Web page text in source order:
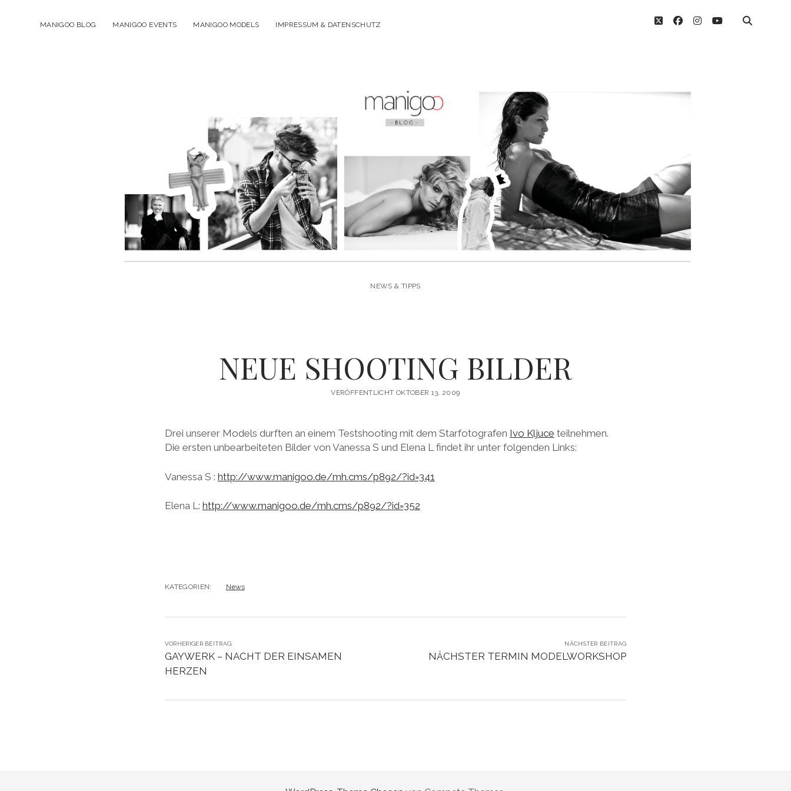
MANIGOO BLOG MANIGOO EVENTS MANIGOO MODELS IMPRESSUM & DATENSCHUTZ twitterfacebook
instagram
youtube
NEWS & TIPPS
NEUE SHOOTING BILDER
VERÖFFENTLICHT OKTOBER 13, 2009
Drei unserer Models durften an einem Testshooting mit dem Starfotografen Ivo Kljuce teilnehmen.
Die ersten unbearbeiteten Bilder von Vanessa S und Elena L findet ihr unter folgenden Links:
Vanessa S : http://www.manigoo.de/mh.cms/p892/?id=341
Elena L: http://www.manigoo.de/mh.cms/p892/?id=352
KATEGORIEN: News
VORHERIGER BEITRAG
GAYWERK – NACHT DER EINSAMEN
HERZEN
NÄCHSTER BEITRAG
NÄCHSTER TERMIN MODELWORKSHOP